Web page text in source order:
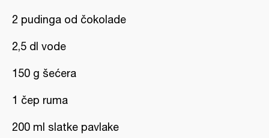
2 pudinga od čokolade
2,5 dl vode
150 g šećera
1 čep ruma
200 ml slatke pavlake